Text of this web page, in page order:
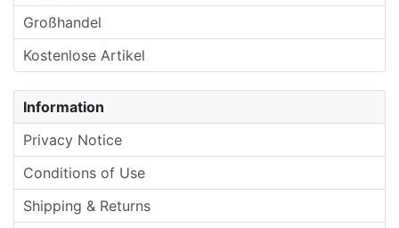
Großhandel
Kostenlose Artikel
Information
Privacy Notice
Conditions of Use
Shipping & Returns